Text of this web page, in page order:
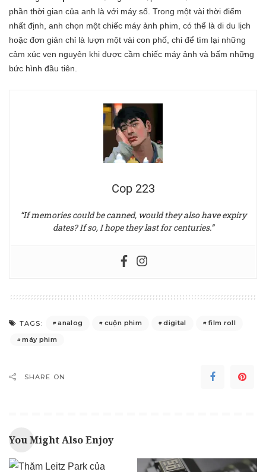
phần thời gian của anh là với máy số. Trong một vài thời điểm
nhất định, anh chọn một chiếc máy ảnh phim, có thể là di du lịch
hoặc đơn giản chỉ là lượn một vài con phố, chỉ để tìm lại những
cảm xúc vẹn nguyên khi được cầm chiếc máy ảnh và bấm những
bức hình đầu tiên.
Cop 223
“If memories could be canned, would they also have expiry
dates? If so, I hope they last for centuries.”
TAGS: analog cuộn phim digital
film roll
máy phim
SHARE ON
You Might Also Enjoy